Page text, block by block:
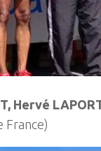
Hervé
France)